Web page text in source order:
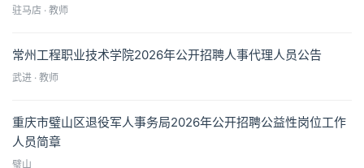
驻马店 · 教师
常州工程职业技术学院2026年公开招聘人事代理人员公告
武进 · 教师
重庆市璧山区退役军人事务局2026年公开招聘公益性岗位工作
人员简章
璧山